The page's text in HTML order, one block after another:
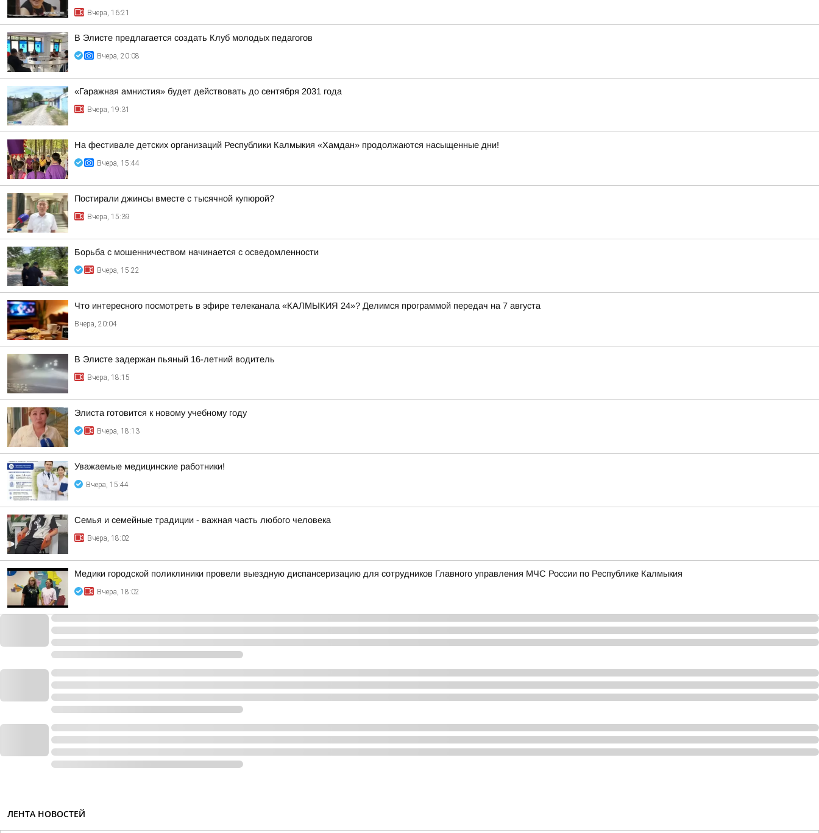
Вчера, 16:21
В Элисте предлагается создать Клуб молодых педагогов
Вчера, 20:08
«Гаражная амнистия» будет действовать до сентября 2031 года
Вчера, 19:31
На фестивале детских организаций Республики Калмыкия «Хамдан» продолжаются насыщенные дни!
Вчера, 15:44
Постирали джинсы вместе с тысячной купюрой?
Вчера, 15:39
Борьба с мошенничеством начинается с осведомленности
Вчера, 15:22
Что интересного посмотреть в эфире телеканала «КАЛМЫКИЯ 24»? Делимся программой передач на 7 августа
Вчера, 20:04
В Элисте задержан пьяный 16-летний водитель
Вчера, 18:15
Элиста готовится к новому учебному году
Вчера, 18:13
Уважаемые медицинские работники!
Вчера, 15:44
Семья и семейные традиции - важная часть любого человека
Вчера, 18:02
Медики городской поликлиники провели выездную диспансеризацию для сотрудников Главного управления МЧС России по Республике Калмыкия
Вчера, 18:02
ЛЕНТА НОВОСТЕЙ